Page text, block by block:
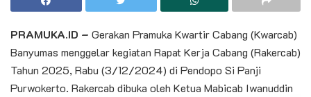
PRAMUKA.ID – Gerakan Pramuka Kwartir Cabang (Kwarcab)
Banyumas menggelar kegiatan Rapat Kerja Cabang (Rakercab)
Tahun 2025, Rabu (3/12/2024) di Pendopo Si Panji
Purwokerto. Rakercab dibuka oleh Ketua Mabicab Iwanuddin